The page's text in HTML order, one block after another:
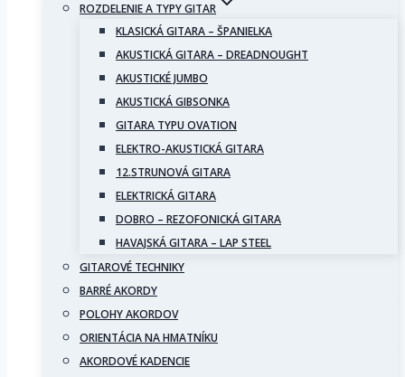
ROZDELENIE A TYPY GITAR
KLASICKÁ GITARA – ŠPANIELKA
AKUSTICKÁ GITARA – DREADNOUGHT
AKUSTICKÉ JUMBO
AKUSTICKÁ GIBSONKA
GITARA TYPU OVATION
ELEKTRO-AKUSTICKÁ GITARA
12.STRUNOVÁ GITARA
ELEKTRICKÁ GITARA
DOBRO – REZOFONICKÁ GITARA
HAVAJSKÁ GITARA – LAP STEEL
GITAROVÉ TECHNIKY
BARRÉ AKORDY
POLOHY AKORDOV
ORIENTÁCIA NA HMATNÍKU
AKORDOVÉ KADENCIE